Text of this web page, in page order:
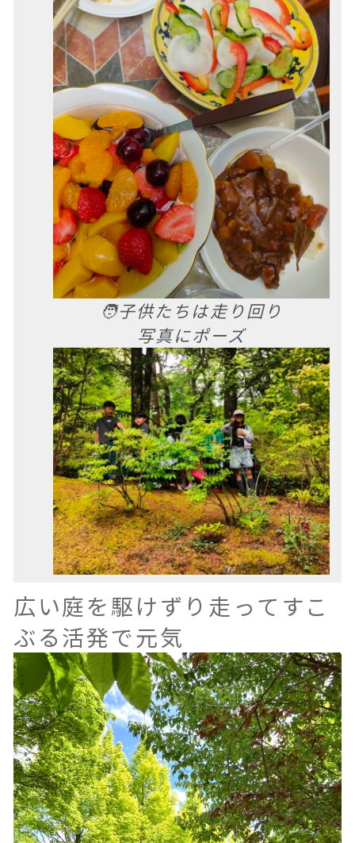
🧑子供たちは走り回り
写真にポーズ
広い庭を駆けずり走ってすこ
ぶる活発で元気